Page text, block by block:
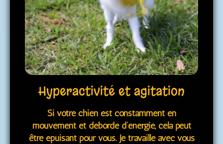
Hyperactivité et agitation
Si votre chien est constamment en
mouvement et déborde d’énergie, cela peut
être épuisant pour vous. Je travaille avec vous